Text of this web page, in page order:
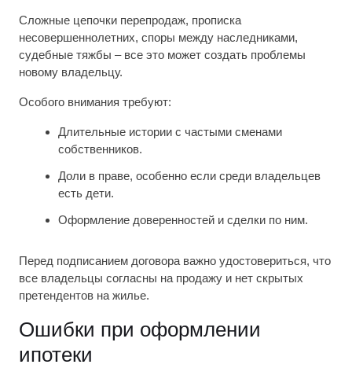
Сложные цепочки перепродаж, прописка
несовершеннолетних, споры между наследниками,
судебные тяжбы – все это может создать проблемы
новому владельцу.
Особого внимания требуют:
Длительные истории с частыми сменами
собственников.
Доли в праве, особенно если среди владельцев
есть дети.
Оформление доверенностей и сделки по ним.
Перед подписанием договора важно удостовериться, что
все владельцы согласны на продажу и нет скрытых
претендентов на жилье.
Ошибки при оформлении
ипотеки